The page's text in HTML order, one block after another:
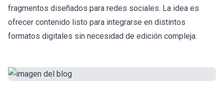
fragmentos diseñados para redes sociales. La idea es
ofrecer contenido listo para integrarse en distintos
formatos digitales sin necesidad de edición compleja.